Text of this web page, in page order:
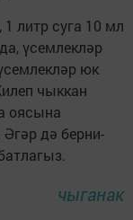
литр суга 10 мл
үсемлекләр
юк
чыккан
оясына
дә берни­
чыганак